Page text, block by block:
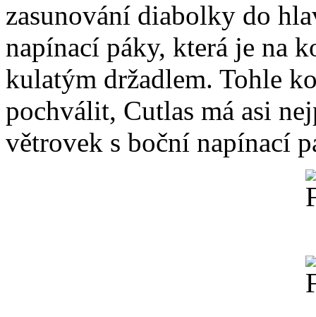
zasunování diabolky do
napínací páky, která je na
kulatým držadlem. Tohle
pochválit, Cutlas má asi
větrovek s boční napínací